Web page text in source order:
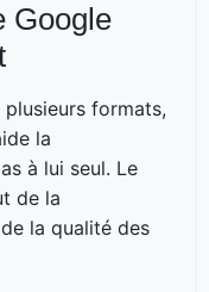
Google
formats,
la
à lui seul. Le
de la
la qualité des